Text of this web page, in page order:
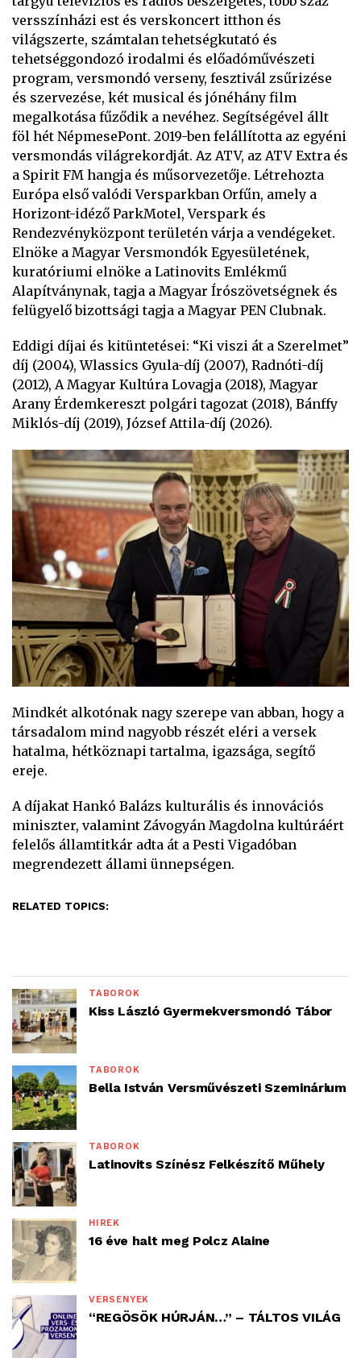
versszínházi est és verskoncert itthon és
világszerte, számtalan tehetségkutató és
tehetséggondozó irodalmi és előadóművészeti
program, versmondó verseny, fesztivál zsűrizése
és szervezése, két musical és jónéhány film
megalkotása fűződik a nevéhez. Segítségével állt
föl hét NépmesePont. 2019-ben felállította az egyéni
versmondás világrekordját. Az ATV, az ATV Extra és
a Spirit FM hangja és műsorvezetője. Létrehozta
Európa első valódi Versparkban Orfűn, amely a
Horizont-idéző ParkMotel, Verspark és
Rendezvényközpont területén várja a vendégeket.
Elnöke a Magyar Versmondók Egyesületének,
kuratóriumi elnöke a Latinovits Emlékmű
Alapítványnak, tagja a Magyar Írószövetségnek és
felügyelő bizottsági tagja a Magyar PEN Clubnak.
Eddigi díjai és kitüntetései: “Ki viszi át a Szerelmet”
díj (2004), Wlassics Gyula-díj (2007), Radnóti-díj
(2012), A Magyar Kultúra Lovagja (2018), Magyar
Arany Érdemkereszt polgári tagozat (2018), Bánffy
Miklós-díj (2019), József Attila-díj (2026).
Mindkét alkotónak nagy szerepe van abban, hogy a
társadalom mind nagyobb részét eléri a versek
hatalma, hétköznapi tartalma, igazsága, segítő
ereje.
A díjakat Hankó Balázs kulturális és innovációs
miniszter, valamint Závogyán Magdolna kultúráért
felelős államtitkár adta át a Pesti Vigadóban
megrendezett állami ünnepségen.
RELATED TOPICS:
TÁBOROK
Kiss László Gyermekversmondó Tábor
TÁBOROK
Bella István Versművészeti Szeminárium
TÁBOROK
Latinovits Színész Felkészítő Műhely
HÍREK
16 éve halt meg Polcz Alaine
VERSENYEK
“REGÖSÖK HÚRJÁN…” – TÁLTOS VILÁG